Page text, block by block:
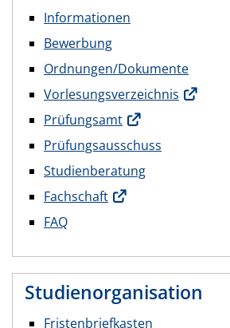
Informationen
Bewerbung
Ordnungen/Dokumente
Vorlesungsverzeichnis
Prüfungsamt
Prüfungsausschuss
Studienberatung
Fachschaft
FAQ
Studienorganisation
Fristenbriefkasten